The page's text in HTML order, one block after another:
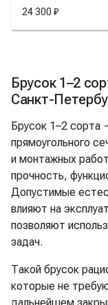
24 300 ₽
Брусок 1–2
Санкт-
Брусок 1–2 сорта
прямоугольного
и монтажных
прочность,
Допустимые
влияют на
позволяют
задач.
Такой брусок
которые не